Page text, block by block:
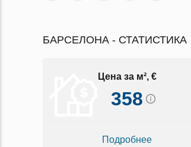
БАРСЕЛОНА - СТАТИСТИКА
Цена за м², €
358
Подробнее